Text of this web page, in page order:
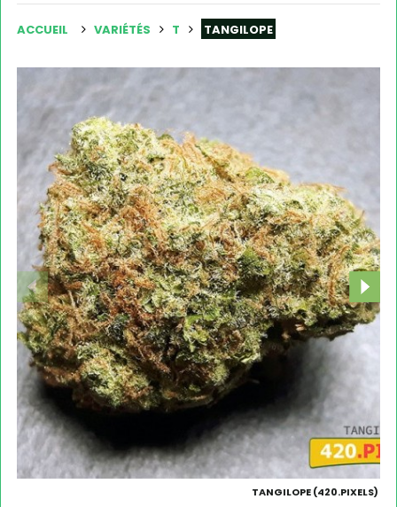
ACCUEIL VARIÉTÉS T TANGILOPE
TANGILOPE (420.PIXELS)